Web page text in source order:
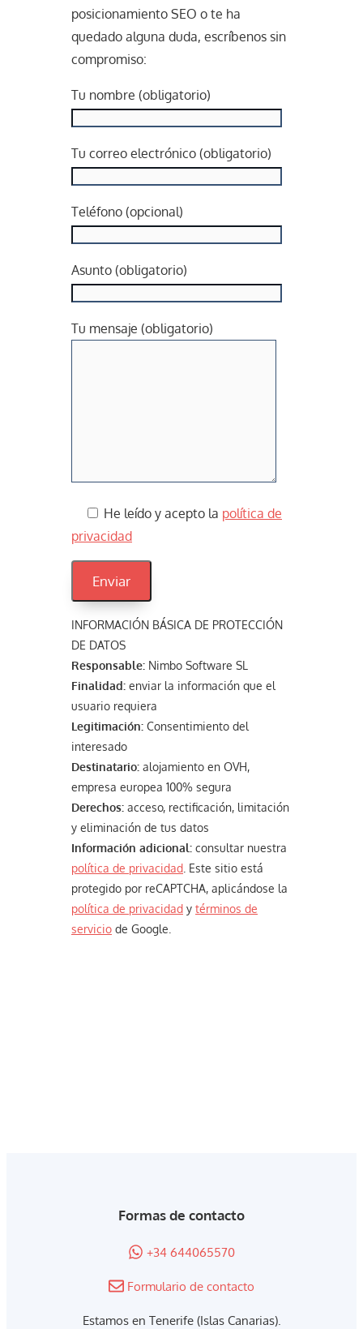
posicionamiento SEO o te ha
quedado alguna duda, escríbenos sin
compromiso:
Tu nombre (obligatorio)
Tu correo electrónico (obligatorio)
Teléfono (opcional)
Asunto (obligatorio)
Tu mensaje (obligatorio)
He leído y acepto la política de
privacidad
INFORMACIÓN BÁSICA DE PROTECCIÓN
DE DATOS
Responsable: Nimbo Software SL
Finalidad: enviar la información que el
usuario requiera
Legitimación: Consentimiento del
interesado
Destinatario: alojamiento en OVH,
empresa europea 100% segura
Derechos: acceso, rectificación, limitación
y eliminación de tus datos
Información adicional: consultar nuestra
política de privacidad . Este sitio está
protegido por reCAPTCHA, aplicándose la
política de privacidad y términos de
servicio de Google.
Formas de contacto
+34 644065570
Formulario de contacto
Estamos en Tenerife (Islas Canarias).